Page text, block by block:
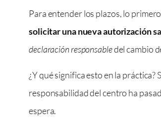
Para entender los plazos, lo
solicitar una nueva autorización
declaración responsabledel cambio
¿Y qué significa esto en la
responsabilidad del centro ha
espera.